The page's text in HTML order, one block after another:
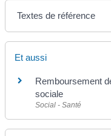
Textes de référence
Et aussi
Remboursement
sociale
Social - Santé